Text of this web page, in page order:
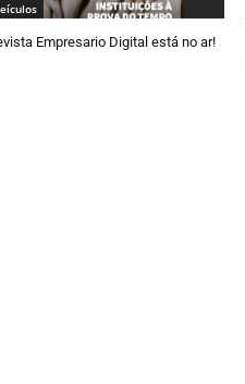
Empresario Digital está no ar!